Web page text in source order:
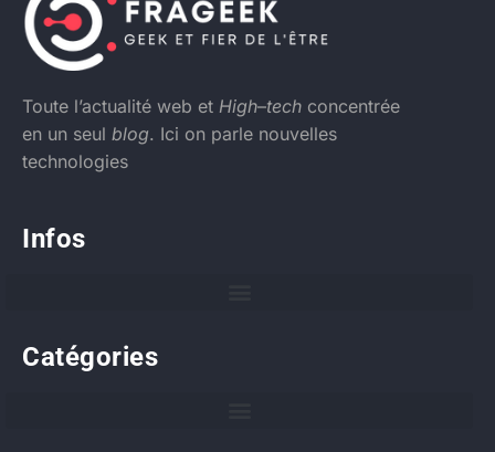
Toute l’actualité web et High–tech concentrée
en un seul blog. Ici on parle nouvelles
technologies
Infos
Catégories